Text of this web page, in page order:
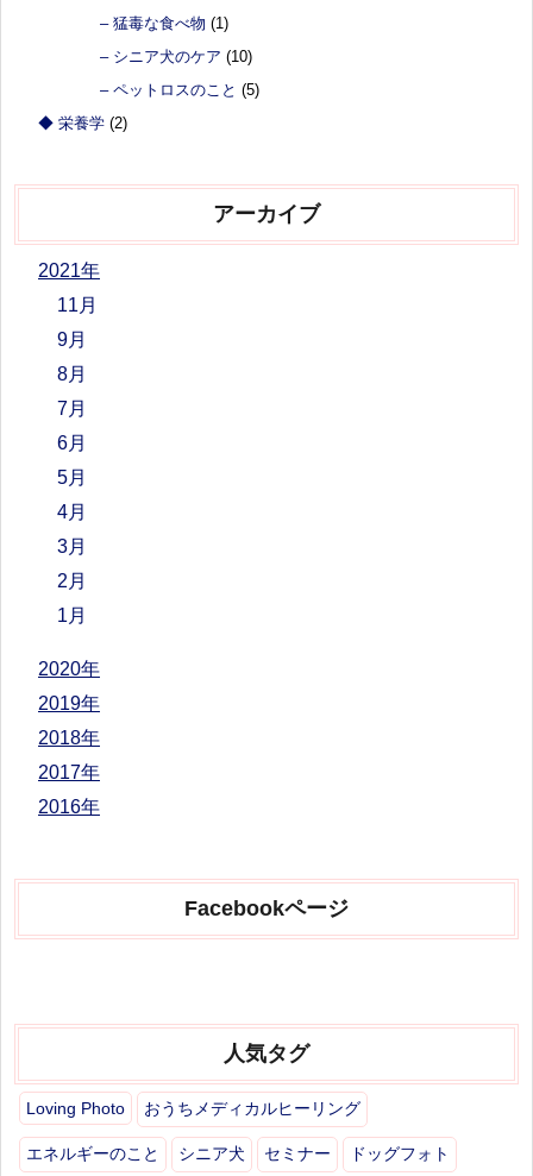
– 猛毒な食べ物 (1)
– シニア犬のケア (10)
– ペットロスのこと (5)
◆ 栄養学 (2)
アーカイブ
2021年
11月
9月
8月
7月
6月
5月
4月
3月
2月
1月
2020年
2019年
2018年
2017年
2016年
Facebookページ
人気タグ
Loving Photo おうちメディカルヒーリング
エネルギーのこと シニア犬 セミナー ドッグフォト